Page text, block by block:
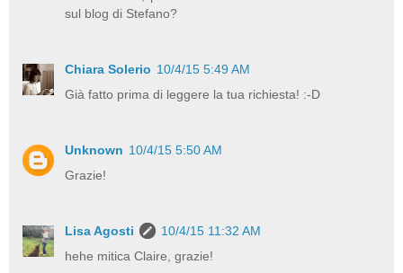
sul blog di Stefano?
Chiara Solerio 10/4/15 5:49 AM
Già fatto prima di leggere la tua richiesta! :-D
Unknown 10/4/15 5:50 AM
Grazie!
Lisa Agosti
10/4/15 11:32 AM
hehe mitica Claire, grazie!